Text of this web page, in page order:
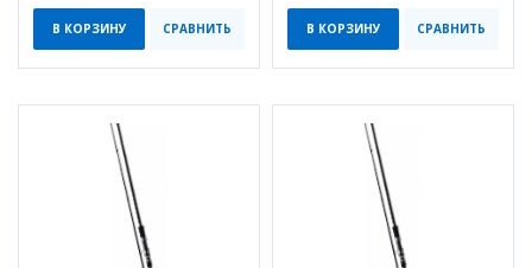
В КОРЗИНУ СРАВНИТЬ В КОРЗИНУ СРАВНИТЬ